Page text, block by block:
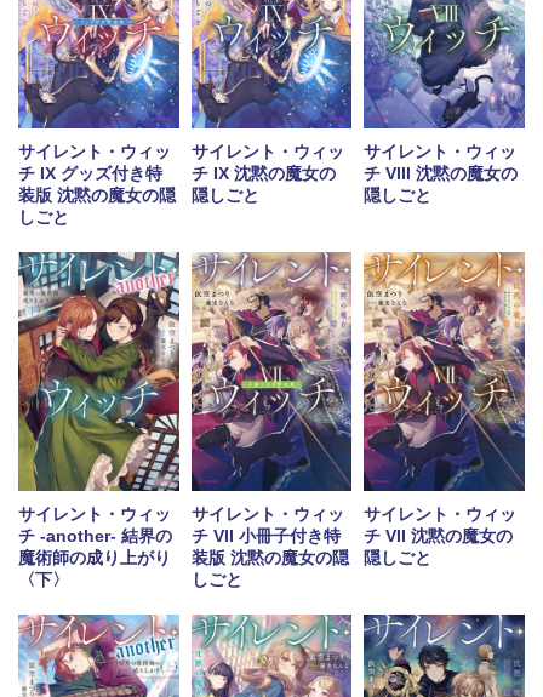
サイレント・ウィッ
チ IX グッズ付き特
装版 沈黙の魔女の隠
しごと
サイレント・ウィッ
チ IX 沈黙の魔女の
隠しごと
サイレント・ウィッ
チ VIII 沈黙の魔女の
隠しごと
サイレント・ウィッ
チ -another- 結界の
魔術師の成り上がり
〈下〉
サイレント・ウィッ
チ VII 小冊子付き特
装版 沈黙の魔女の隠
しごと
サイレント・ウィッ
チ VII 沈黙の魔女の
隠しごと